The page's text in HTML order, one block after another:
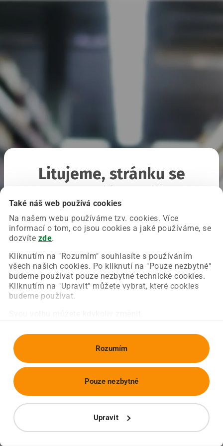
Také náš web používá cookies
Na našem webu používáme tzv. cookies. Více
informací o tom, co jsou cookies a jaké používáme, se
dozvíte zde.
Kliknutím na "Rozumím" souhlasíte s používáním
všech našich cookies. Po kliknutí na "Pouze nezbytné"
budeme používat pouze nezbytné technické cookies.
Kliknutím na "Upravit" můžete vybrat, které cookies
budeme používat.
Rozumím
Upravit
Pouze nezbytné
Litujeme, stránku se
Chyba nastala na naší straně a už ji opravujeme.
Zkuste prosím znovu načíst požadovanou stránku.
Obnovit stránku Úvodní strana